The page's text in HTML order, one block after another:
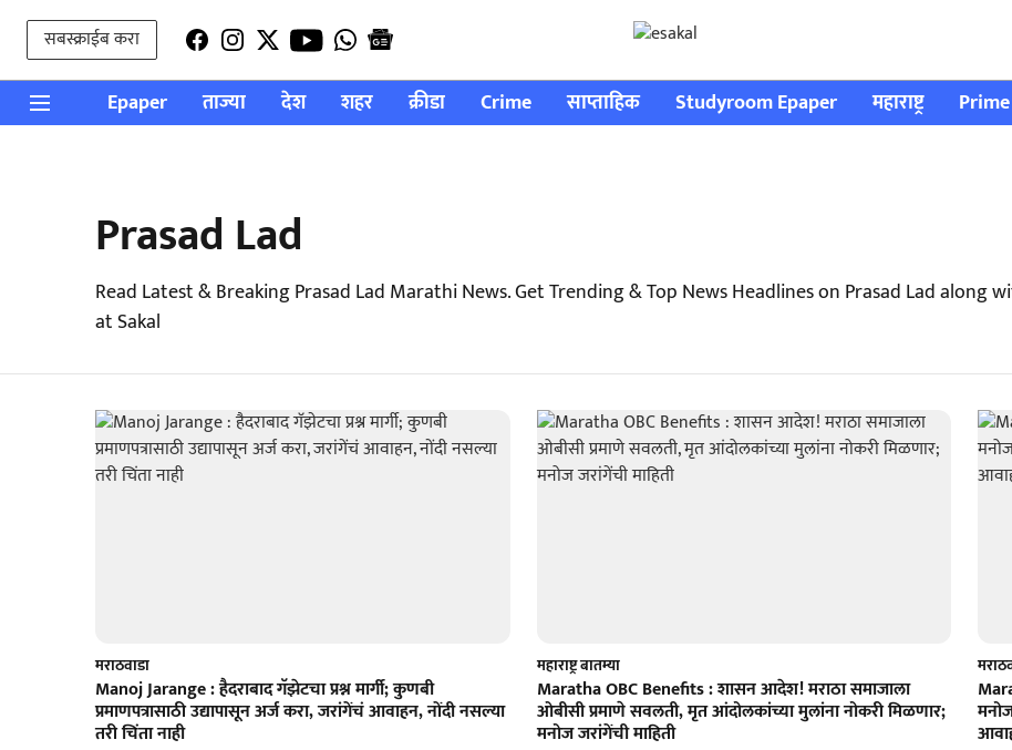
सबस्क्राईब करा
Epaper ताज्या देश शहर क्रीडा Crime साप्ताहिक Studyroom Epaper महाराष्ट्र
Prasad Lad
Read Latest & Breaking Prasad Lad Marathi News. Get Trending & Top News Headlines on Prasad Lad along
at Sakal
मराठवाडा
Manoj Jarange : हैदराबाद गॅझेटचा प्रश्न मार्गी; कुणबी
प्रमाणपत्रासाठी उद्यापासून अर्ज करा, जरांगेंचं आवाहन, नोंदी नसल्या
तरी चिंता नाही
महाराष्ट्र बातम्या
Maratha OBC Benefits : शासन आदेश! मराठा समाजाला
ओबीसी प्रमाणे सवलती, मृत आंदोलकांच्या मुलांना नोकरी मिळणार;
मनोज जरांगेंची माहिती